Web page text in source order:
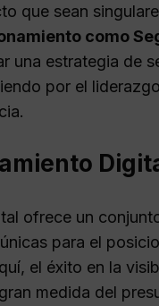
que sean
como
una estrategia de
por el
ofrece un
para el
el éxito en la
medida del